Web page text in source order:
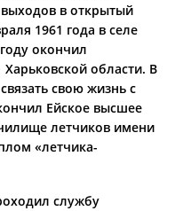
в открытый
1961 года в селе
окончил
области. В
свою жизнь с
Ейское высшее
летчиков имени
«летчика­-
службу